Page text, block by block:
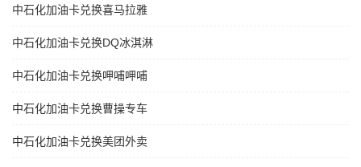
中石化加油卡兑换喜马拉雅
中石化加油卡兑换DQ冰淇淋
中石化加油卡兑换呷哺呷哺
中石化加油卡兑换曹操专车
中石化加油卡兑换美团外卖